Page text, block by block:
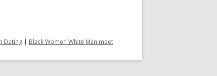
Dating | Black Women White Men meet